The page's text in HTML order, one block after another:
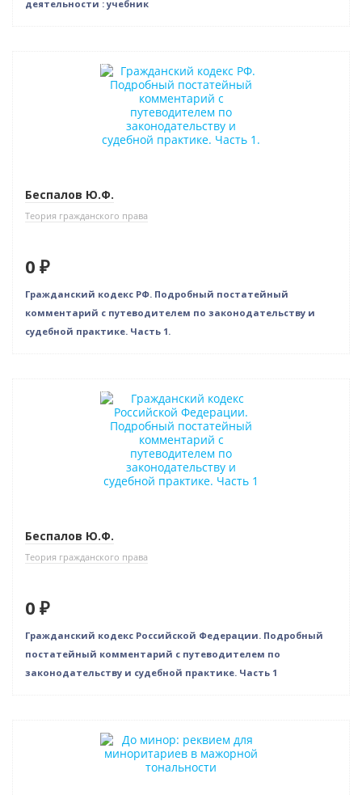
деятельности : учебник
Нет в наличии
Беспалов Ю.Ф.
Теория гражданского права
0 ₽
Гражданский кодекс РФ. Подробный постатейный
комментарий с путеводителем по законодательству и
судебной практике. Часть 1.
Нет в наличии
Беспалов Ю.Ф.
Теория гражданского права
0 ₽
Гражданский кодекс Российской Федерации. Подробный
постатейный комментарий с путеводителем по
законодательству и судебной практике. Часть 1
Нет в наличии